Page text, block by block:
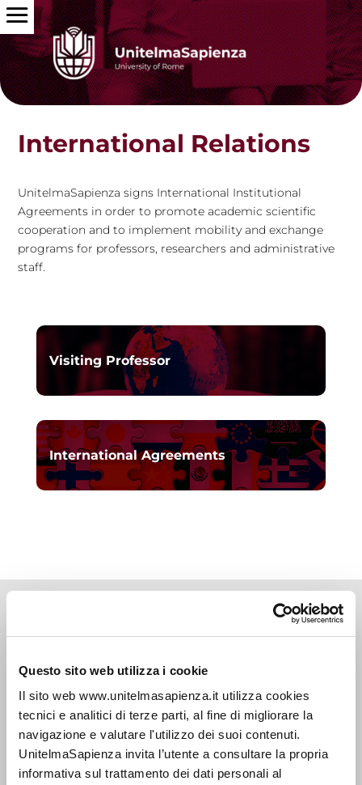
Questo sito web utilizza i cookie
Il sito web www.unitelmasapienza.it utilizza cookies
tecnici e analitici di terze parti, al fine di migliorare la
navigazione e valutare l'utilizzo dei suoi contenuti.
UnitelmaSapienza invita l’utente a consultare la propria
informativa sul trattamento dei dati personali al
International Relations
UnitelmaSapienza signs International Institutional
Agreements in order to promote academic scientific
cooperation and to implement mobility and exchange
programs for professors, researchers and administrative
staff.
Visiting Professor
International Agreements
About us
Professors and Researchers